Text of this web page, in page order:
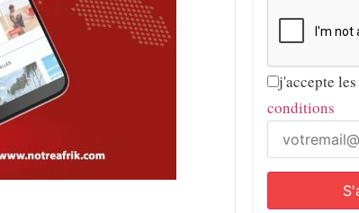
j'accepte les
conditions